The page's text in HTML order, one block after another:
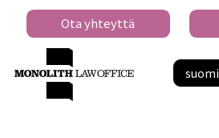
suomi
Ota yhteyttä